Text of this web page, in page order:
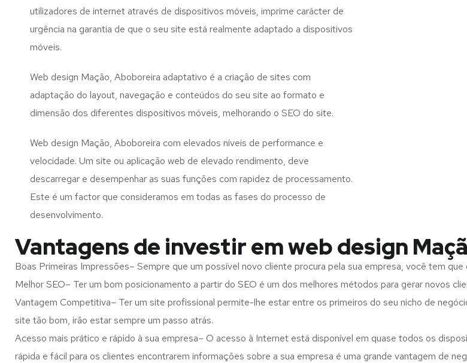
utilizadores de internet através de dispositivos móveis, imprime carácter de
urgência na garantia de que o seu site está realmente adaptado a dispositivos
móveis.
Web design Mação, Aboboreira adaptativo é a criação de sites com
adaptação do layout, navegação e conteúdos do seu site ao formato e
dimensão dos diferentes dispositivos móveis, melhorando o SEO do site.
Web design Mação, Aboboreira com elevados níveis de performance e
velocidade. Um site ou aplicação web de elevado rendimento, deve
descarregar e desempenhar as suas funções com rapidez de processamento.
Este é um factor que consideramos em todas as fases do processo de
desenvolvimento.
Vantagens de investir em web design
Boas Primeiras Impressões– Sempre que um possível novo cliente procura pela sua empresa, você tem que
Melhor SEO– Ter um bom posicionamento a partir do SEO é um dos melhores métodos para gerar novos
Vantagem Competitiva– Ter um site profissional permite-lhe estar entre os primeiros do seu nicho de
site tão bom, irão estar sempre um passo atrás.
Acesso mais prático e rápido à sua empresa– O acesso à Internet está disponível em quase todos os
rápida e fácil para os clientes encontrarem informações sobre a sua empresa é uma grande vantagem de